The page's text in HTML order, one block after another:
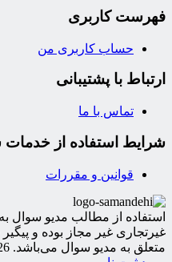
فهرست کاربری
حساب کاربری من
ارتباط با پشتیبانی
تماس با ما
شرایط استفاده از
قوانین و مقررات
استفاده از مطالب مدیو سوال
غیرتجاری غیر مجاز بوده و
متعلق به مدیو سوال می‌باشد. Copyright © 2006 - 2026